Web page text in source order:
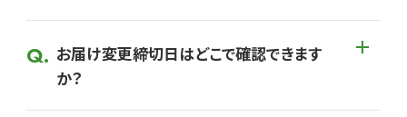
お届け変更締切日はどこで確認できます
か？